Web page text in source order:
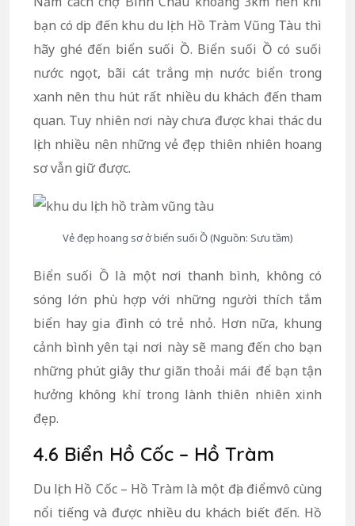
bạn có dịp đến khu du lịch Hồ Tràm Vũng Tàu thì
hãy ghé đến biển suối Ồ. Biển suối Ồ có suối
nước ngọt, bãi cát trắng mịn nước biển trong
xanh nên thu hút rất nhiều du khách đến tham
quan. Tuy nhiên nơi này chưa được khai thác du
lịch nhiều nên những vẻ đẹp thiên nhiên hoang
sơ vẫn giữ được.
Vẻ đẹp hoang sơ ở biển suối Ồ (Nguồn: Sưu tầm)
Biển suối Ồ là một nơi thanh bình, không có
sóng lớn phù hợp với những người thích tắm
biển hay gia đình có trẻ nhỏ. Hơn nữa, khung
cảnh bình yên tại nơi này sẽ mang đến cho bạn
những phút giây thư giãn thoải mái để bạn tận
hưởng không khí trong lành thiên nhiên xinh
đẹp.
4.6 Biển Hồ Cốc – Hồ Tràm
Du lịch Hồ Cốc – Hồ Tràm là một địa điểmvô cùng
nổi tiếng và được nhiều du khách biết đến. Hồ